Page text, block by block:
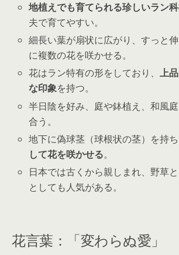
地植えでも育てられる珍しいラン
夫で育てやすい。
細長い葉が扇状に広がり、すっと
に複数の花を咲かせる。
花はラン特有の形をしており、上
な印象を持つ。
半日陰を好み、庭や鉢植え、和風庭
合う。
地下に偽球茎（球根状の茎）を持
して花を咲かせる。
日本では古くから親しまれ、野草
としても人気がある。
花言葉：「変わらぬ愛」